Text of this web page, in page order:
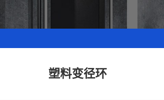
塑料变径环